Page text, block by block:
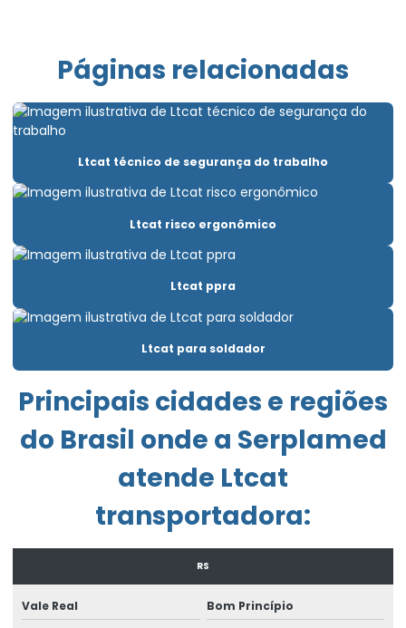
Clínica aso admissional
Clínica de exame ocupacional
Elaboração de pcmso
Elaboração de pgr e pcmso
Elaborar pgr
Emissão de laudo de insalubridade
Emissão de laudo de periculosidade
Empresa de consultoria empresarial
Empresa exame admissional
Empresa laudo de periculosidade
Empresa que elabora pgr
Páginas relacionadas
Ltcat técnico de segurança do trabalho
Ltcat risco ergonômico
Ltcat ppra
Ltcat para soldador
Principais cidades e regiões
do Brasil onde a Serplamed
atende Ltcat
transportadora:
RS
Vale Real Bom Princípio